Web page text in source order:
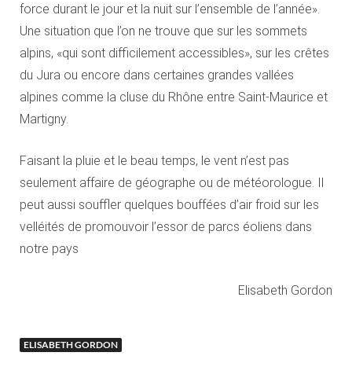
force durant le jour et la nuit sur l’ensemble de l’année».
Une situation que l’on ne trouve que sur les sommets
alpins, «qui sont difficilement accessibles», sur les crêtes
du Jura ou encore dans certaines grandes vallées
alpines comme la cluse du Rhône entre Saint-Maurice et
Martigny.
Faisant la pluie et le beau temps, le vent n’est pas
seulement affaire de géographe ou de météorologue. Il
peut aussi souffler quelques bouffées d’air froid sur les
velléités de promouvoir l’essor de parcs éoliens dans
notre pays
Elisabeth Gordon
ELISABETH GORDON